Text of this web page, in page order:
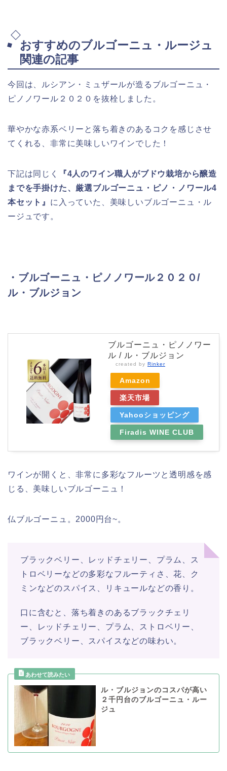
おすすめのブルゴーニュ・ルージュ
関連の記事
今回は、ルシアン・ミュザールが造るブルゴーニュ・
ピノノワール２０２０を抜栓しました。
華やかな赤系ベリーと落ち着きのあるコクを感じさせ
てくれる、非常に美味しいワインでした！
下記は同じく
『4人のワイン職人がブドウ栽培から醸造
までを手掛けた、厳選ブルゴーニュ・ピノ・ノワール4
本セット』 に入っていた、美味しいブルゴーニュ・ル
ージュです。
・ブルゴーニュ・ピノノワール２０２０/
ル・ブルジョン
ブルゴーニュ・ピノノワー
ル / ル・ブルジョン
created by Rinker
Amazon
楽天市場
Yahooショッピング
Firadis WINE CLUB
ワインが開くと、非常に多彩なフルーツと透明感を感
じる、美味しいブルゴーニュ！
仏ブルゴーニュ。2000円台~。
ブラックベリー、レッドチェリー、プラム、ス
トロベリーなどの多彩なフルーティさ、花、ク
ミンなどのスパイス、リキュールなどの香り。
口に含むと、落ち着きのあるブラックチェリ
ー、レッドチェリー、プラム、ストロベリー、
ブラックベリー、スパイスなどの味わい。
ル・ブルジョンのコスパが高い
２千円台のブルゴーニュ・ルー
ジュ